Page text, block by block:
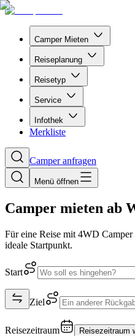
Camper Mieten
Reiseplanung
Reisetyp
Service
Infothek
Merkliste
Camper anfragen
Menü öffnen
Camper mieten ab
Für eine Reise mit 4WD
ideale Startpunkt.
Start
Ziel
Reisezeitraum Reisezeitraum